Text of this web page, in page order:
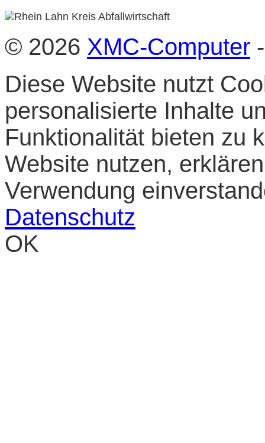
© 2026 XMC-Computer
Diese Website nutzt
personalisierte Inhalte
Funktionalität bieten zu
Website nutzen,
Verwendung
Datenschutz
OK